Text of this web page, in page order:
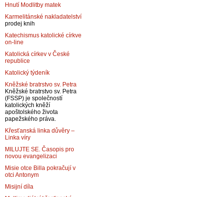
Hnutí Modlitby matek
Karmelitánské nakladatelství
prodej knih
Katechismus katolické církve
on-line
Katolická církev v České
republice
Katolický týdeník
Kněžské bratrstvo sv. Petra
Kněžské bratrstvo sv. Petra
(FSSP) je společností
katolických kněží
apoštolského života
papežského práva.
Křesťanská linka důvěry –
Linka víry
MILUJTE SE. Časopis pro
novou evangelizaci
Misie otce Billa pokračují v
otci Antonym
Misijní díla